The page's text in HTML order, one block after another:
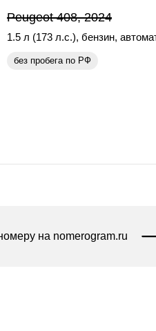
Peugeot 408, 2024
1.5 л (173 л.с.), бензин,
без пробега по РФ
на nomerogram.ru